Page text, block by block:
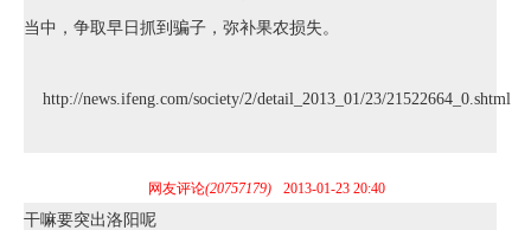
当中，争取早日抓到骗子，弥补果农损失。
http://news.ifeng.com/society/2/detail_2013_01/23/21522664_0.shtml
网友评论(20757179) 2013-01-23 20:40
干嘛要突出洛阳呢